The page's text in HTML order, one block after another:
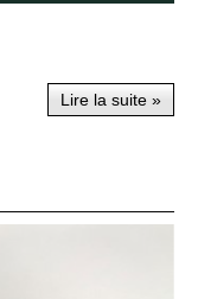
Lire la suite »